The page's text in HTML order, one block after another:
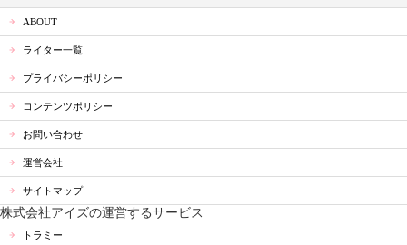
ABOUT
ライター一覧
プライバシーポリシー
コンテンツポリシー
お問い合わせ
運営会社
サイトマップ
株式会社アイズの運営するサービス
トラミー